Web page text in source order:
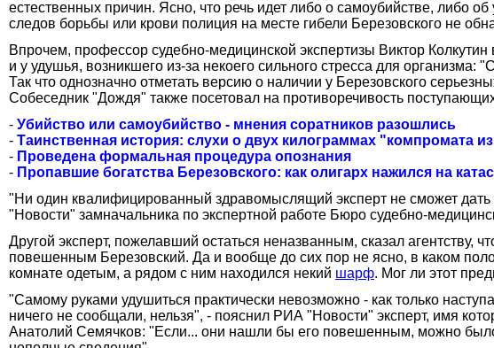
естественных причин. Ясно, что речь идет либо о самоубийстве, либо
следов борьбы или крови полиция на месте гибели Березовского не
Впрочем, профессор судебно-медицинской экспертизы Виктор Колкутин
и у удушья, возникшего из-за некоего сильного стресса для
Так что однозначно отметать версию о наличии у Березовского
Собеседник "Дождя" также посетовал на противоречивость
- Убийство или самоубийство - мнения соратников разошлись
- Таинственная история: слухи о двух килограммах "компромата
- Проведена формальная процедура опознания
- Пропавшие богатства Березовского: как олигарх нажился на
"Ни один квалифицированный здравомыслящий эксперт не сможет
"Новости" замначальника по экспертной работе Бюро судебно-
Другой эксперт, пожелавший остаться неназванным, сказал
повешенным Березовский. Да и вообще до сих пор не ясно, в каком
комнате одетым, а рядом с ним находился некий шарф. Мог ли этот
"Самому руками удушиться практически невозможно - как только
ничего не сообщали, нельзя", - пояснил РИА "Новости" эксперт, имя
Анатолий Семячков: "Если... они нашли бы его повешенным, можно было